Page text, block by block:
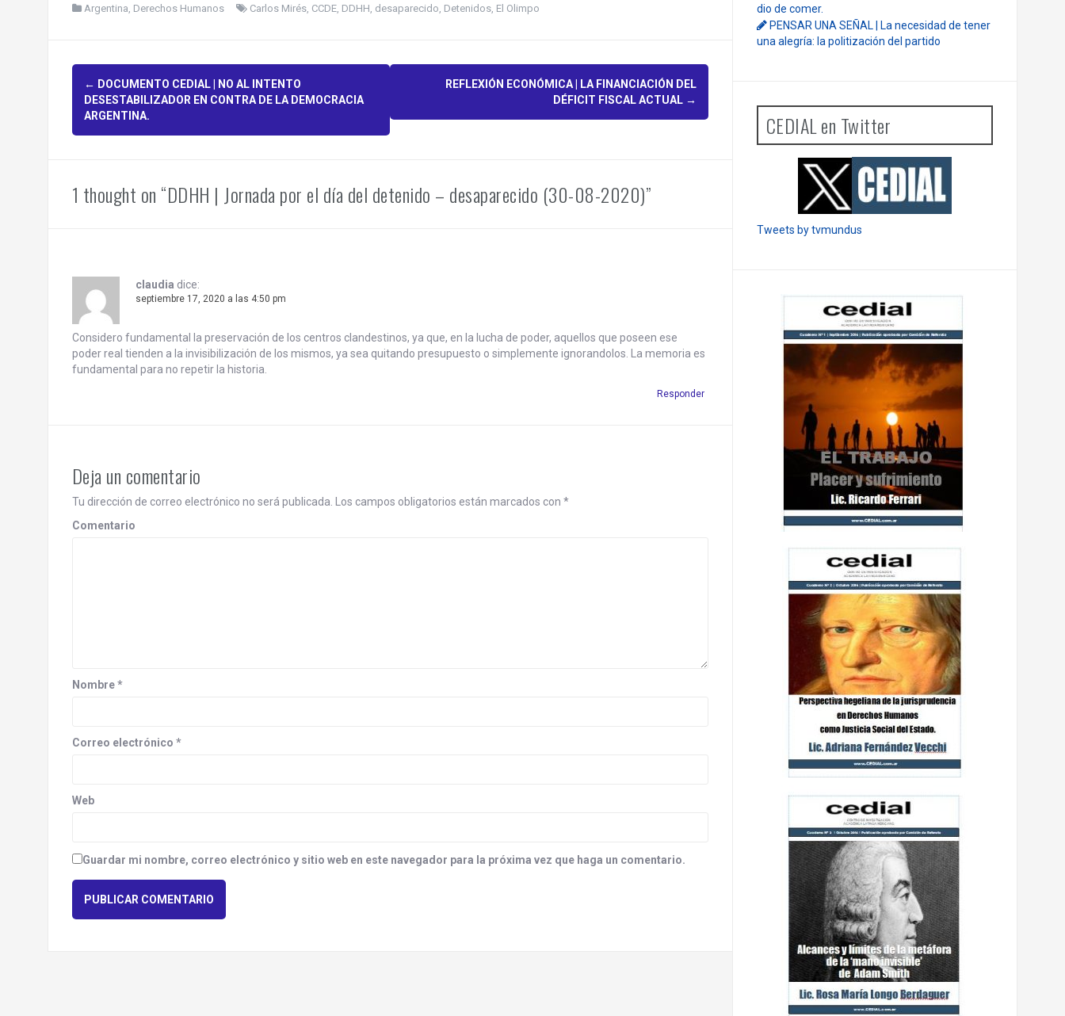
Argentina Derechos Humanos Carlos Mirés, CCDE, DDHH desaparecido Detenidos, El Olimpo
P
o
t
v
g
a
o
n
← DOCUMENTO CEDIAL | NO AL INTENTO
DESESTABILIZADOR EN CONTRA DE LA DEMOCRACIA
ARGENTINA.
REFLEXIÓN ECONÓMICA | LA FINANCIACIÓN DEL
DÉFICIT FISCAL ACTUAL →
1 thought on “DDHH | Jornada por el día del detenido – desaparecido (30-08-2020)”
claudia dice:
septiembre 17, 2020 a las 4:50 pm
Considero fundamental la preservación de los centros clandestinos, ya que, en la lucha de poder, aquellos que poseen ese
poder real tienden a la invisibilización de los mismos, ya sea quitando presupuesto o simplemente ignorandolos. La memoria es
fundamental para no repetir la historia.
Responder
Deja un comentario
Tu dirección de correo electrónico no será publicada. Los campos obligatorios están marcados con *
Comentario
Nombre*
Correo electrónico *
Web
Guardar mi nombre, correo electrónico y sitio web en este navegador para la próxima vez que haga un comentario.
dio de comer.
PENSAR UNA SEÑAL | La necesidad de tener
una alegría: la politización del partido
CEDIAL en Twitter
Tweets by tvmundus